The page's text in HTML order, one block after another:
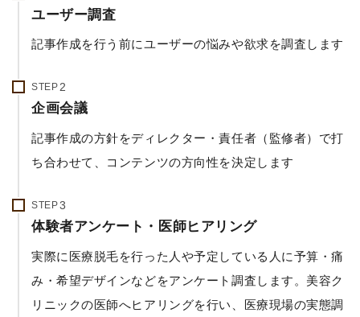
ユーザー調査
記事作成を行う前にユーザーの悩みや欲求を調査します
STEP
企画会議
記事作成の方針をディレクター・責任者（監修者）で打
ち合わせて、コンテンツの方向性を決定します
STEP
体験者アンケート・医師ヒアリング
実際に医療脱毛を行った人や予定している人に予算・痛
み・希望デザインなどをアンケート調査します。美容ク
リニックの医師へヒアリングを行い、医療現場の実態調